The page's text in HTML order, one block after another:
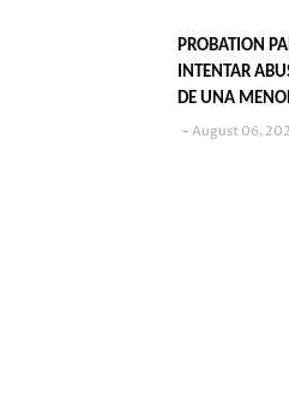
PROBATION
INTENTAR
DE UNA
August 06,